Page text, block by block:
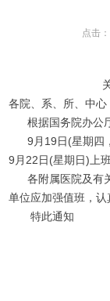
点击：
各院、系、所、中心
根据国务院办公
9 月 19日(星期四
9 月 22日(星期日) 上
各附属医院及有
单位应加强值班，认
特此通知